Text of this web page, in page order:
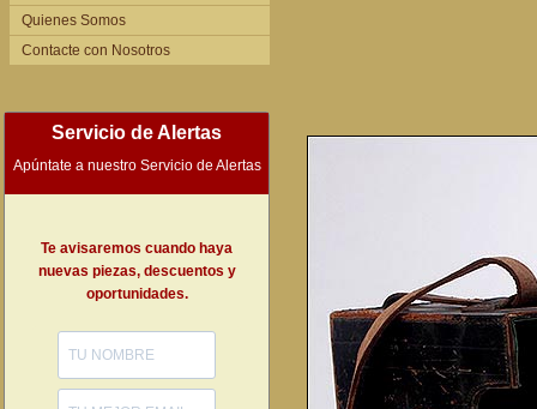
Quienes Somos
Contacte con Nosotros
Servicio de Alertas
Apúntate a nuestro Servicio de Alertas
Te avisaremos cuando haya
nuevas piezas, descuentos y
oportunidades.